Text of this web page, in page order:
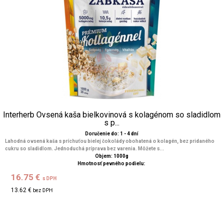
Interherb Ovsená kaša bielkovinová s kolagénom so sladidlom
s p...
Doručenie do: 1 - 4 dní
Lahodná ovsená kaša s príchuťou bielej čokolády obohatená o kolagén, bez pridaného
cukru so sladidlom. Jednoduchá príprava bez varenia. Môžete s...
Objem: 1000g
Hmotnosť pevného podielu:
16.75 € s DPH
13.62 € bez DPH